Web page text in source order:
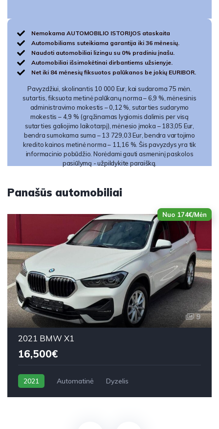
Nemokama AUTOMOBILIO ISTORIJOS ataskaita
Automobiliams suteikiama garantija iki 36 mėnesių.
Naudoti automobiliai lizingu su 0% pradiniu įnašu.
Automobiliai išsimokėtinai dirbantiems užsienyje.
Net iki 84 mėnesių fiksuotos palūkanos be jokių EURIBOR.
Pavyzdžiui, skolinantis 10 000 Eur, kai sudaroma 75 mėn.
sutartis, fiksuota metinė palūkanų norma – 6,9 %, mėnesinis
administravimo mokestis – 0,12 %, sutarties sudarymo
mokestis – 4,9 % (grąžinamas lygiomis dalimis per visą
sutarties galiojimo laikotarpį), mėnesio įmoka – 183,05 Eur,
bendra sumokama suma – 13 729,03 Eur, bendra vartojimo
kredito kainos metinė norma – 11,16 %. Šis pavyzdys yra tik
informacinio pobūdžio. Norėdami gauti asmeninį paskolos
pasiūlymą - užpildykite paraišką.
Panašūs automobiliai
Nuo 174€/Mėn
9
2021 BMW X1
16,500€
2021 Automatinė Dyzelis